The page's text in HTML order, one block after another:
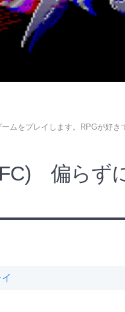
ムをプレイします。RPGが好き
偏らず